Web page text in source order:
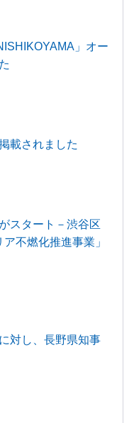
」オー
載されました
スタート－渋谷区
不燃化推進事業」
対し、長野県知事